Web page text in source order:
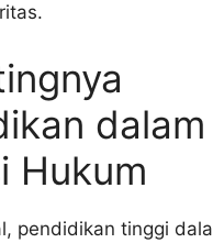
dalam
Hukum
pendidikan tinggi